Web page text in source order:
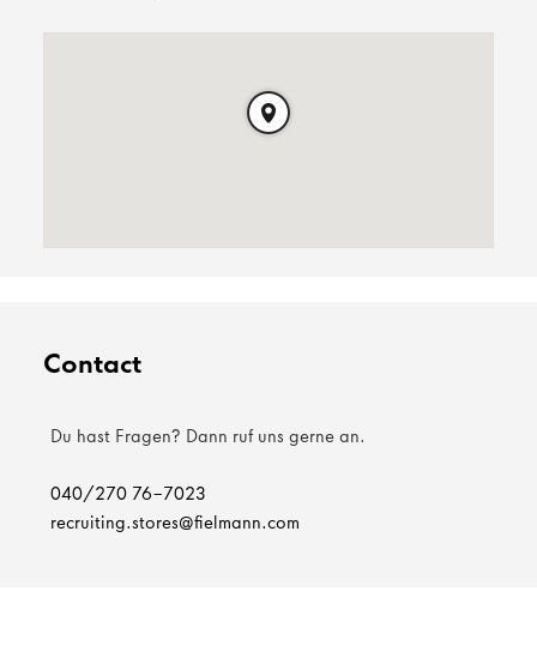
Contact
Du hast Fragen? Dann ruf uns gerne an.
040/270 76-7023
recruiting.stores@fielmann.com